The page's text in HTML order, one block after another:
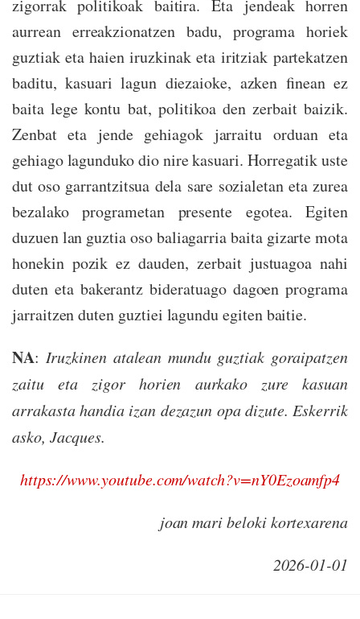
zigorrak politikoak baitira. Eta jendeak horren
aurrean erreakzionatzen badu, programa horiek
guztiak eta haien iruzkinak eta iritziak partekatzen
baditu, kasuari lagun diezaioke, azken finean ez
baita lege kontu bat, politikoa den zerbait baizik.
Zenbat eta jende gehiagok jarraitu orduan eta
gehiago lagunduko dio nire kasuari. Horregatik uste
dut oso garrantzitsua dela sare sozialetan eta zurea
bezalako programetan presente egotea. Egiten
duzuen lan guztia oso baliagarria baita gizarte mota
honekin pozik ez dauden, zerbait justuagoa nahi
duten eta bakerantz bideratuago dagoen programa
jarraitzen duten guztiei lagundu egiten baitie.
NA: Iruzkinen atalean mundu guztiak goraipatzen
zaitu eta zigor horien aurkako zure kasuan
arrakasta handia izan dezazun opa dizute. Eskerrik
asko, Jacques.
https://www.youtube.com/watch?v=nY0Ezoamfp4
joan mari beloki kortexarena
2026-01-01